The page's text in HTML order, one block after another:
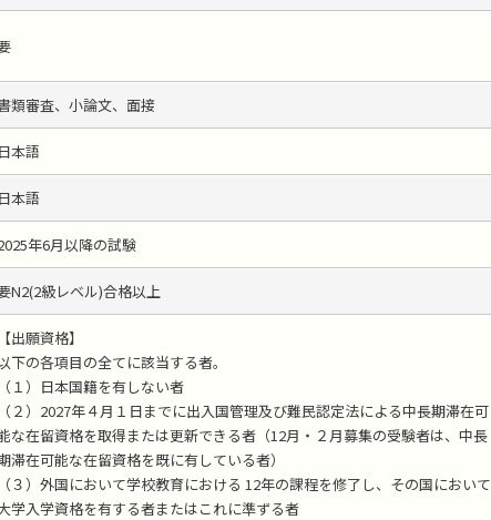
類審査、小論文、面接
本語
本語
年6月以降の試験
N2(2級レベル)合格以上
出願資格】
下の各項目の全てに該当する者。
１）日本国籍を有しない者
２）2027年４月１日までに出入国管理及び難民認定法による中長期滞在可
な在留資格を取得または更新できる者（12月・２月募集の受験者は、中長
滞在可能な在留資格を既に有している者）
３）外国において学校教育における 12年の課程を修了し、その国において
学入学資格を有する者またはこれに準ずる者